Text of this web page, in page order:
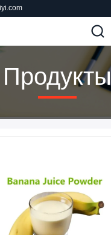
Продукты